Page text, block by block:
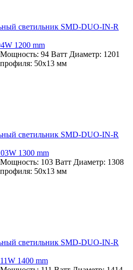
1200 mm
Мощность: 94 Ватт Диаметр: 1201
50х13 мм
1300 mm
Мощность: 103 Ватт Диаметр: 1308
50х13 мм
1400 mm